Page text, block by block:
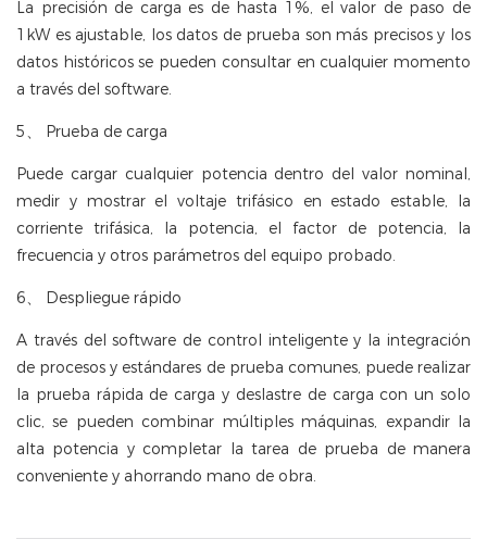
La precisión de carga es de hasta 1%, el valor de paso de
1kW es ajustable, los datos de prueba son más precisos y los
datos históricos se pueden consultar en cualquier momento
a través del software.
5、 Prueba de carga
Puede cargar cualquier potencia dentro del valor nominal,
medir y mostrar el voltaje trifásico en estado estable, la
corriente trifásica, la potencia, el factor de potencia, la
frecuencia y otros parámetros del equipo probado.
6、 Despliegue rápido
A través del software de control inteligente y la integración
de procesos y estándares de prueba comunes, puede realizar
la prueba rápida de carga y deslastre de carga con un solo
clic, se pueden combinar múltiples máquinas, expandir la
alta potencia y completar la tarea de prueba de manera
conveniente y ahorrando mano de obra.